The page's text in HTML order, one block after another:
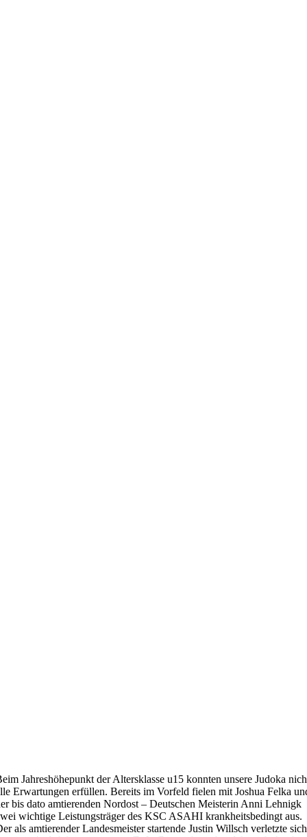
Jahreshöhepunkt der Altersklasse u15 konnten unsere Judoka
Erwartungen erfüllen. Bereits im Vorfeld fielen mit Joshua Felka
bis dato amtierenden Nordost – Deutschen Meisterin Anni Lehnigk
wichtige Leistungsträger des KSC ASAHI krankheitsbedingt aus.
als amtierender Landesmeister startende Justin Willsch verletzte sich